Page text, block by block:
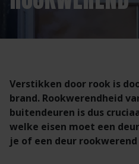
Hang- & sluitwerk
Diensten
Utiliteitsgebouw
Prefab woning
Projectontwikkelaar
Handelspartner
Geluidwerend
Rookwerend
Inspiratie
Verkooppunten
Duurzaamheid
GND Garantiedeuren
Verstikken door rook is
brand. Rookwerendheid
buitendeuren is dus
welke eisen moet een
je of een deur rookwerend